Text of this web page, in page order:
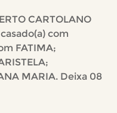
CARTOLANO
com
FATIMA;
MARIA. Deixa 08